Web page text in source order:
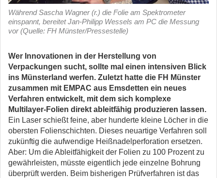
Während Sascha Wagner (r.) die Folie am Spektrometer
einspannt, bereitet Jan-Philipp Wessels am PC die Messung
vor (Quelle: FH Münster/Pressestelle)
Wer Innovationen in der Herstellung von
Verpackungen sucht, sollte mal einen intensiven Blick
ins Münsterland werfen. Zuletzt hatte die FH Münster
zusammen mit EMPAC aus Emsdetten ein neues
Verfahren entwickelt, mit dem sich komplexe
Multilayer-Folien direkt ableitfähig produzieren lassen.
Ein Laser schießt feine, aber hunderte kleine Löcher in die
obersten Folienschichten. Dieses neuartige Verfahren soll
zukünftig die aufwendige Heißnadelperforation ersetzen.
Aber: Um die Ableitfähigkeit der Folien zu 100 Prozent zu
gewährleisten, müsste eigentlich jede einzelne Bohrung
überprüft werden. Beim bisherigen Prüfverfahren ist das